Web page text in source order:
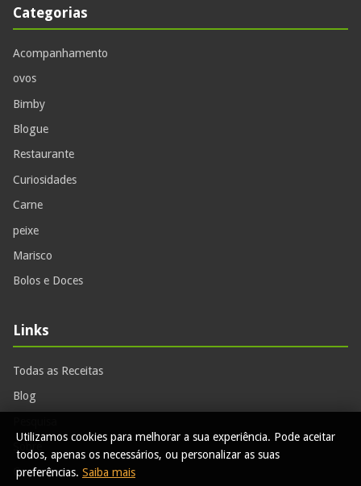
Categorias
Acompanhamento
ovos
Bimby
Blogue
Restaurante
Curiosidades
Carne
peixe
Marisco
Bolos e Doces
Links
Todas as Receitas
Blog
Contactos
Utilizamos cookies para melhorar a sua experiência. Pode aceitar
todos, apenas os necessários, ou personalizar as suas
preferências. Saiba mais